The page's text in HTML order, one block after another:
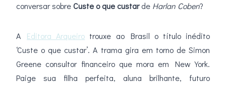
conversar sobre Custe o que custarde Harlan Coben?
A Editora Arqueiro trouxe ao Brasil o título inédito
‘Custe o que custar’. A trama gira em torno de Simon
Greene consultor financeiro que mora em New York.
Paige sua filha perfeita, aluna brilhante, futuro